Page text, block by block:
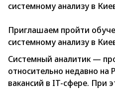
системному анализу в
Приглашаем пройти
системному анализу в
Системный аналитик —
относительно недавно на
вакансий в IT-сфере. При